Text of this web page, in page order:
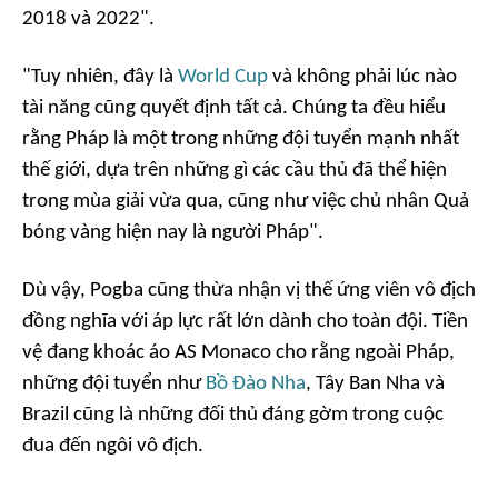
2018 và 2022".
"Tuy nhiên, đây là World Cup và không phải lúc nào
tài năng cũng quyết định tất cả. Chúng ta đều hiểu
rằng Pháp là một trong những đội tuyển mạnh nhất
thế giới, dựa trên những gì các cầu thủ đã thể hiện
trong mùa giải vừa qua, cũng như việc chủ nhân Quả
bóng vàng hiện nay là người Pháp".
Dù vậy, Pogba cũng thừa nhận vị thế ứng viên vô địch
đồng nghĩa với áp lực rất lớn dành cho toàn đội. Tiền
vệ đang khoác áo AS Monaco cho rằng ngoài Pháp,
những đội tuyển như Bồ Đào Nha, Tây Ban Nha và
Brazil cũng là những đối thủ đáng gờm trong cuộc
đua đến ngôi vô địch.